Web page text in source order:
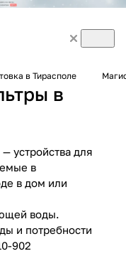
в Тирасполе
в
устройства для
в
в дом или
воды.
и потребности
902